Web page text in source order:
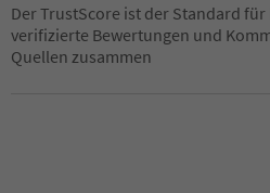
Der TrustScore ist der Standard
verifizierte Bewertungen und
Quellen zusammen